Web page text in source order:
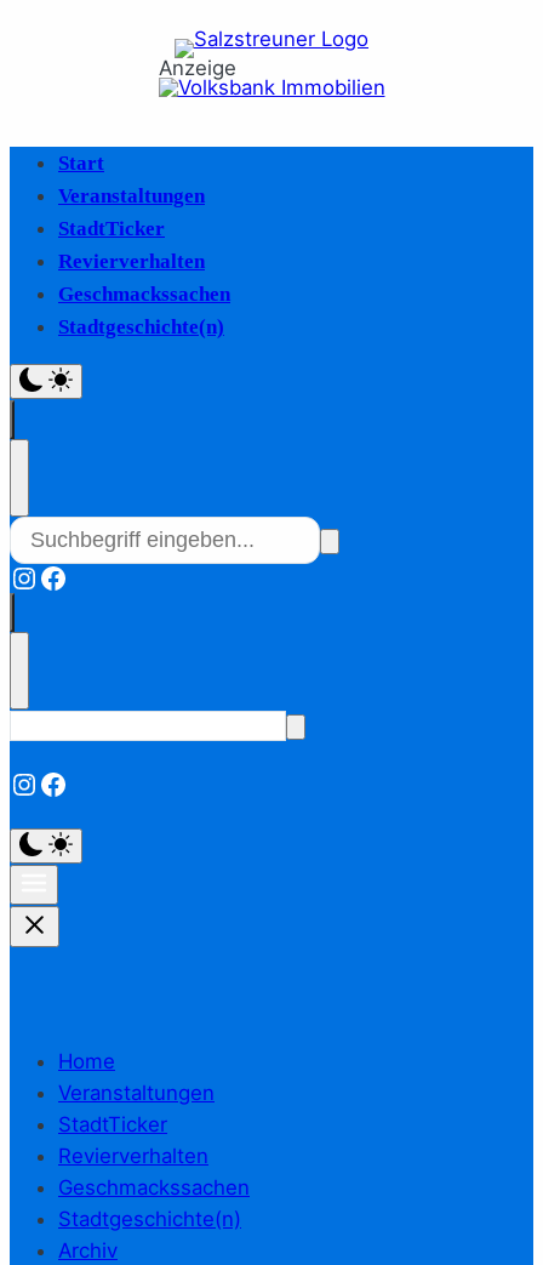
Anzeige
Start
Veranstaltungen
StadtTicker
Revierverhalten
Geschmackssachen
Stadtgeschichte(n)
Instagram
Facebook
Instagram
Facebook
Home
Veranstaltungen
StadtTicker
Revierverhalten
Geschmackssachen
Stadtgeschichte(n)
Archiv